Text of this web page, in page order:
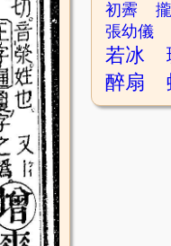
初霽
張幼儀
若冰
醉扇